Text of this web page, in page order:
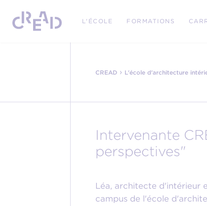
L'ÉCOLE FORMATIONS
CREAD › L'école d'architecture
Intervenante
perspectives"
Léa, architecte d'intérieur
campus de l'école